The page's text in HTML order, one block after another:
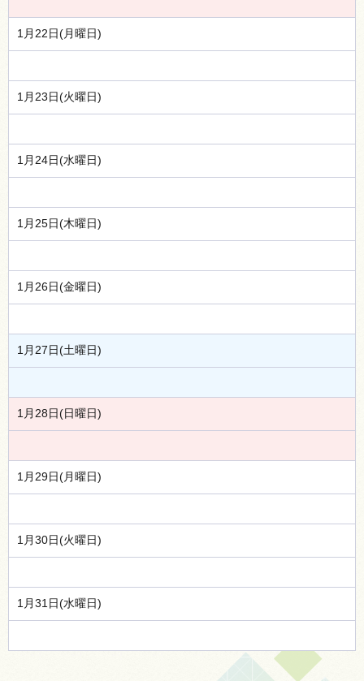
1月22日(月曜日)
1月23日(火曜日)
1月24日(水曜日)
1月25日(木曜日)
1月26日(金曜日)
1月27日(土曜日)
1月28日(日曜日)
1月29日(月曜日)
1月30日(火曜日)
1月31日(水曜日)